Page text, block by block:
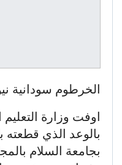
الخرطوم سودانية
اوفت وزارة
بالوعد الذي قطعته
بجامعة السلام